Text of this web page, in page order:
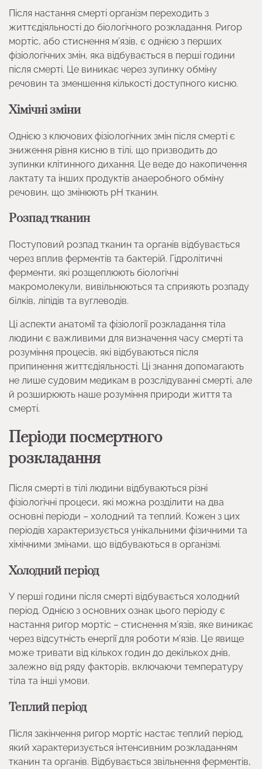
Після настання смерті організм переходить з
життєдіяльності до біологічного розкладання. Ригор
мортіс, або стиснення м’язів, є однією з перших
фізіологічних змін, яка відбувається в перші години
після смерті. Це виникає через зупинку обміну
речовин та зменшення кількості доступного кисню.
Хімічні зміни
Однією з ключових фізіологічних змін після смерті є
зниження рівня кисню в тілі, що призводить до
зупинки клітинного дихання. Це веде до накопичення
лактату та інших продуктів анаеробного обміну
речовин, що змінюють рН тканин.
Розпад тканин
Поступовий розпад тканин та органів відбувається
через вплив ферментів та бактерій. Гідролітичні
ферменти, які розщеплюють біологічні
макромолекули, вивільнюються та сприяють розпаду
білків, ліпідів та вуглеводів.
Ці аспекти анатомії та фізіології розкладання тіла
людини є важливими для визначення часу смерті та
розуміння процесів, які відбуваються після
припинення життєдіяльності. Ці знання допомагають
не лише судовим медикам в розслідуванні смерті, але
й розширюють наше розуміння природи життя та
смерті.
Періоди посмертного
розкладання
Після смерті в тілі людини відбуваються різні
фізіологічні процеси, які можна розділити на два
основні періоди – холодний та теплий. Кожен з цих
періодів характеризується унікальними фізичними та
хімічними змінами, що відбуваються в організмі.
Холодний період
У перші години після смерті відбувається холодний
період. Однією з основних ознак цього періоду є
настання ригор мортіс – стиснення м’язів, яке виникає
через відсутність енергії для роботи м’язів. Це явище
може тривати від кількох годин до декількох днів,
залежно від ряду факторів, включаючи температуру
тіла та інші умови.
Теплий період
Після закінчення ригор мортіс настає теплий період,
який характеризується інтенсивним розкладанням
тканин та органів. Відбувається звільнення ферментів,